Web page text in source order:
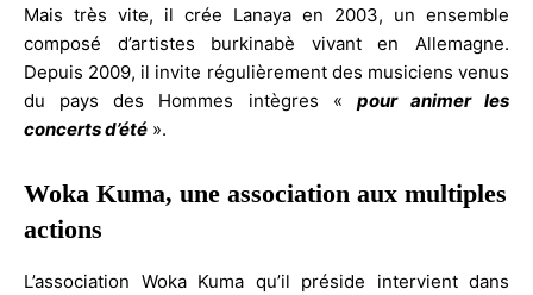
Mais très vite, il crée Lanaya en 2003, un ensemble
composé d’artistes burkinabè vivant en Allemagne.
Depuis 2009, il invite régulièrement des musiciens venus
du pays des Hommes intègres « pour animer les
concerts d’été ».
Woka Kuma, une association aux multiples
actions
L’association Woka Kuma qu’il préside intervient dans